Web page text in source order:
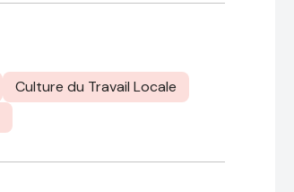
Culture du Travail Locale